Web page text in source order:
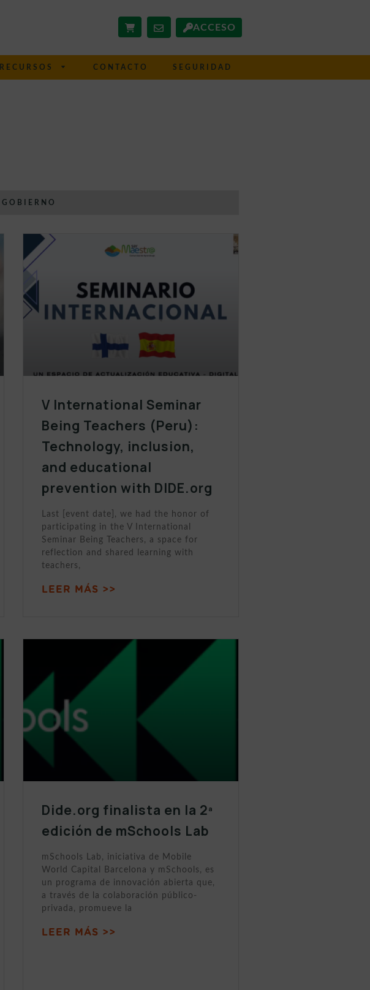
ACCESO
RECURSOS CONTACTO SEGURIDAD
GOBIERNO
V International Seminar
Being Teachers (Peru):
Technology, inclusion,
and educational
prevention with DIDE.org
Last [event date], we had the honor of
participating in the V International
Seminar Being Teachers, a space for
reflection and shared learning with
teachers,
LEER MÁS >>
Dide.org finalista en la 2ª
edición de mSchools Lab
mSchools Lab, iniciativa de Mobile
World Capital Barcelona y mSchools, es
un programa de innovación abierta que,
a través de la colaboración público-
privada, promueve la
LEER MÁS >>